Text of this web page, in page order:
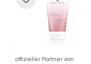
offizieller Partner von